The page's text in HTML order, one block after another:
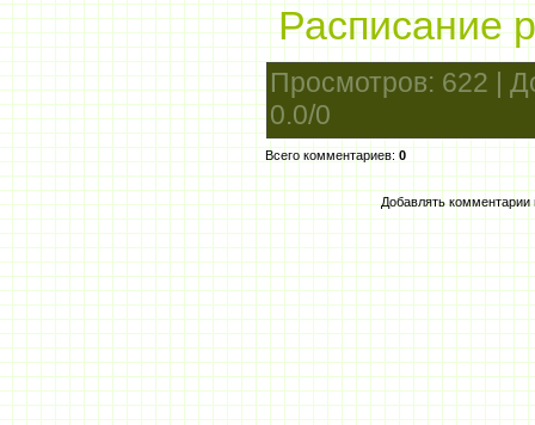
Расписание
Просмотров: 622 |
0.0/0
Всего комментариев: 0
Добавлять комментарии